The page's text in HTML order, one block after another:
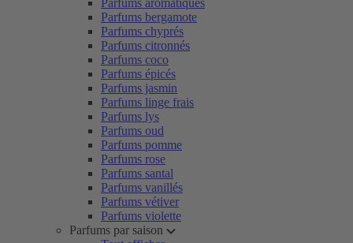
Parfums aromatiques
Parfums bergamote
Parfums chyprés
Parfums citronnés
Parfums coco
Parfums épicés
Parfums jasmin
Parfums linge frais
Parfums lys
Parfums oud
Parfums pomme
Parfums rose
Parfums santal
Parfums vanillés
Parfums vétiver
Parfums violette
Parfums par saison